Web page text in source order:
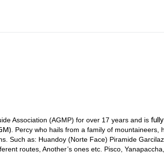
Association (AGMP) for over 17 years and is fully
. Percy who hails from a family of mountaineers,
Such as: Huandoy (Norte Face) Piramide
routes, Another’s ones etc. Pisco, Yanapaccha,